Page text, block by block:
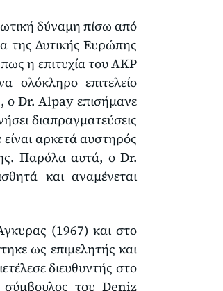
δύναμη πίσω από
της Δυτικής Ευρώπης
η επιτυχία του AKP
ολόκληρο επιτελείο
ο Dr. Alpay επισήμανε
διαπραγματεύσεις
αρκετά αυστηρός
Παρόλα αυτά, ο Dr.
και αναμένεται
(1967) και στο
ως επιμελητής και
διευθυντής στο
σύμβουλος του Deniz